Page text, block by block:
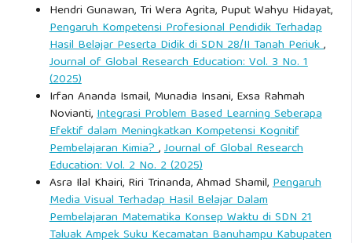
Hendri Gunawan, Tri Wera Agrita, Puput Wahyu Hidayat,
Pengaruh Kompetensi Profesional Pendidik Terhadap
Hasil Belajar Peserta Didik di SDN 28/II Tanah Periuk,
Journal of Global Research Education: Vol. 3 No. 1
(2025)
Irfan Ananda Ismail, Munadia Insani, Exsa Rahmah
Novianti,Integrasi Problem Based Learning Seberapa
Efektif dalam Meningkatkan Kompetensi Kognitif
Pembelajaran Kimia?,Journal of Global Research
Education: Vol. 2 No. 2 (2025)
Asra Ilal Khairi, Riri Trinanda, Ahmad Shamil,Pengaruh
Media Visual Terhadap Hasil Belajar Dalam
Pembelajaran Matematika Konsep Waktu di SDN 21
Taluak Ampek Suku Kecamatan Banuhampu Kabupaten